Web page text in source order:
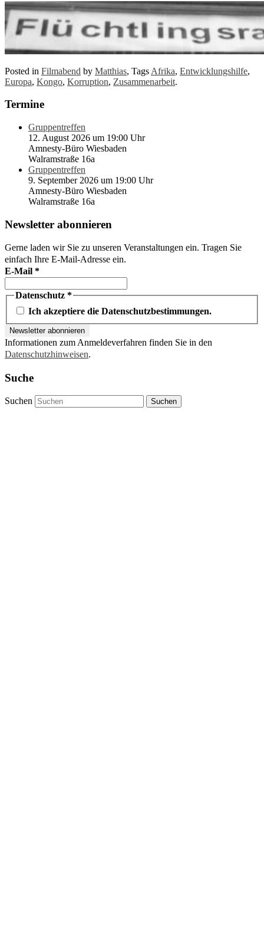
Posted in Filmabend by Matthias, Tags Afrika, Entwicklungshilfe,
Europa, Kongo, Korruption, Zusammenarbeit.
Termine
Gruppentreffen
12. August 2026 um 19:00 Uhr
Amnesty-Büro Wiesbaden
Walramstraße 16a
Gruppentreffen
9. September 2026 um 19:00 Uhr
Amnesty-Büro Wiesbaden
Walramstraße 16a
Newsletter abonnieren
Gerne laden wir Sie zu unseren Veranstaltungen ein. Tragen Sie
einfach Ihre E-Mail-Adresse ein.
E-Mail *
Datenschutz *
Ich akzeptiere die Datenschutzbestimmungen.
Informationen zum Anmeldeverfahren finden Sie in den
Datenschutzhinweisen.
Suche
Suchen